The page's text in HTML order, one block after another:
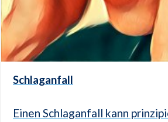
Schlaganfall
Einen Schlaganfall kann